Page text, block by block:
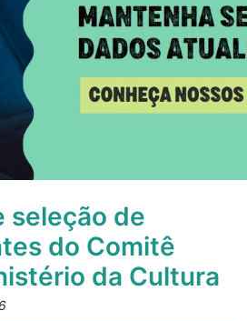
seleção de
do Comitê
da Cultura